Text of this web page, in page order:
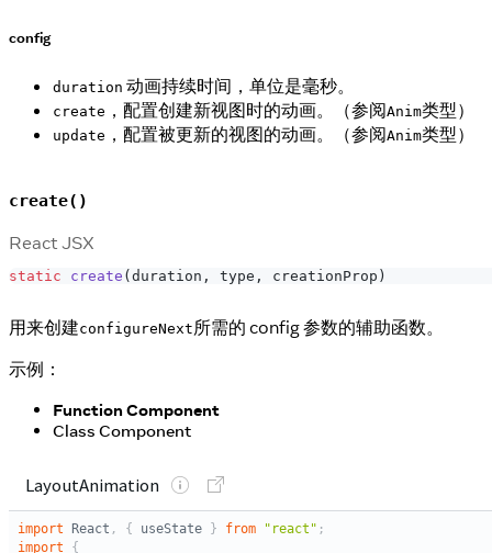
config
duration 动画持续时间，单位是毫秒。
create ，配置创建新视图时的动画。（参阅Anim类型）
update ，配置被更新的视图的动画。（参阅Anim类型）
create()
React JSX
static create ( duration , type , creationProp )
用来创建configureNext所需的 config 参数的辅助函数。
示例：
Function Component
Class Component